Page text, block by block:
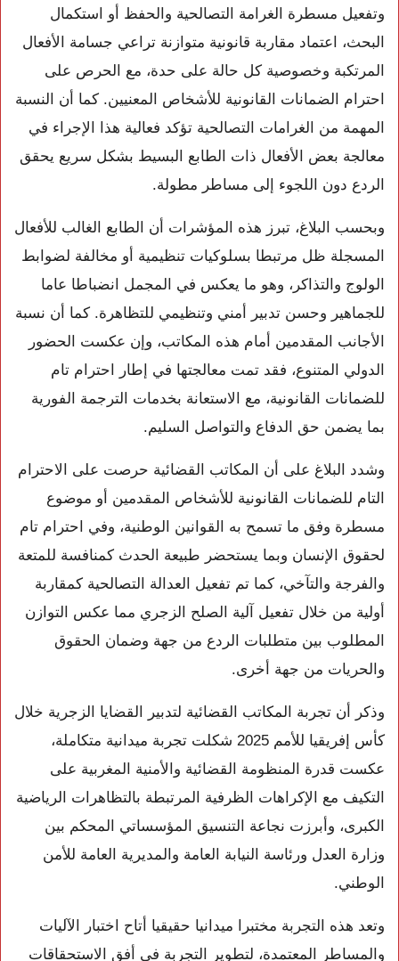
وتفعيل مسطرة الغرامة التصالحية والحفظ أو استكمال
البحث، اعتماد مقاربة قانونية متوازنة تراعي جسامة الأفعال
المرتكبة وخصوصية كل حالة على حدة، مع الحرص على
احترام الضمانات القانونية للأشخاص المعنيين. كما أن النسبة
المهمة من الغرامات التصالحية تؤكد فعالية هذا الإجراء في
معالجة بعض الأفعال ذات الطابع البسيط بشكل سريع يحقق
الردع دون اللجوء إلى مساطر مطولة.
وبحسب البلاغ، تبرز هذه المؤشرات أن الطابع الغالب للأفعال
المسجلة ظل مرتبطا بسلوكيات تنظيمية أو مخالفة لضوابط
الولوج والتذاكر، وهو ما يعكس في المجمل انضباطا عاما
للجماهير وحسن تدبير أمني وتنظيمي للتظاهرة. كما أن نسبة
الأجانب المقدمين أمام هذه المكاتب، وإن عكست الحضور
الدولي المتنوع، فقد تمت معالجتها في إطار احترام تام
للضمانات القانونية، مع الاستعانة بخدمات الترجمة الفورية
بما يضمن حق الدفاع والتواصل السليم.
وشدد البلاغ على أن المكاتب القضائية حرصت على الاحترام
التام للضمانات القانونية للأشخاص المقدمين أو موضوع
مسطرة وفق ما تسمح به القوانين الوطنية، وفي احترام تام
لحقوق الإنسان وبما يستحضر طبيعة الحدث كمنافسة للمتعة
والفرجة والتآخي، كما تم تفعيل العدالة التصالحية كمقاربة
أولية من خلال تفعيل آلية الصلح الزجري مما عكس التوازن
المطلوب بين متطلبات الردع من جهة وضمان الحقوق
والحريات من جهة أخرى.
وذكر أن تجربة المكاتب القضائية لتدبير القضايا الزجرية خلال
كأس إفريقيا للأمم 2025 شكلت تجربة ميدانية متكاملة،
عكست قدرة المنظومة القضائية والأمنية المغربية على
التكيف مع الإكراهات الظرفية المرتبطة بالتظاهرات الرياضية
الكبرى، وأبرزت نجاعة التنسيق المؤسساتي المحكم بين
وزارة العدل ورئاسة النيابة العامة والمديرية العامة للأمن
الوطني.
وتعد هذه التجربة مختبرا ميدانيا حقيقيا أتاح اختبار الآليات
والمساطر المعتمدة، لتطوير التجربة في أفق الاستحقاقات